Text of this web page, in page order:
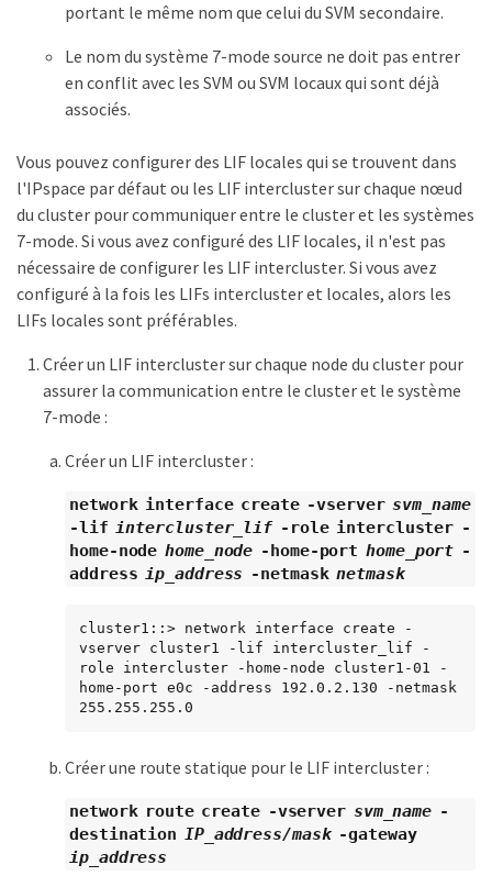
portant le même nom que celui du SVM secondaire.
Le nom du système 7-mode source ne doit pas entrer
en conflit avec les SVM ou SVM locaux qui sont déjà
associés.
Vous pouvez configurer des LIF locales qui se trouvent dans
l'IPspace par défaut ou les LIF intercluster sur chaque nœud
du cluster pour communiquer entre le cluster et les systèmes
7-mode. Si vous avez configuré des LIF locales, il n'est pas
nécessaire de configurer les LIF intercluster. Si vous avez
configuré à la fois les LIFs intercluster et locales, alors les
LIFs locales sont préférables.
Créer un LIF intercluster sur chaque node du cluster pour
assurer la communication entre le cluster et le système
7-mode :
Créer un LIF intercluster :
network interface create -vserversvm_name
-lif intercluster_lif-role intercluster -
home-nodehome_node -home-port home_port -
address ip_address -netmasknetmask
cluster1::> network interface create -
vserver cluster1 -lif intercluster_lif -
role intercluster -home-node cluster1-01 -
home-port e0c -address 192.0.2.130 -netmask
255.255.255.0
Créer une route statique pour le LIF intercluster :
network route create -vserver svm_name -
destination IP_address/mask-gateway
ip_address